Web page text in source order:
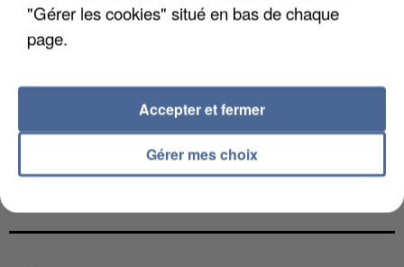
L’UN DES FONDATEURS SUPPOSÉS DE LA DZ
"Gérer les cookies" situé en bas de chaque
page.
Gérer mes choix
Accepter et fermer